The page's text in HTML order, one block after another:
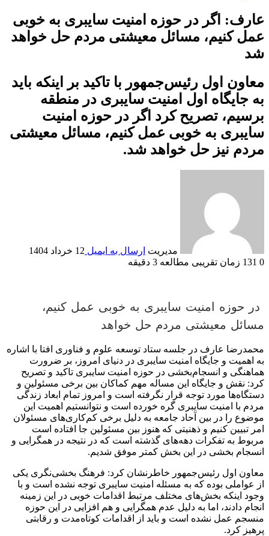
عارف: اگر در حوزه امنیت سایبری به خوبی
عمل کنیم، مسائل معیشتی مردم حل خواهد
شد
معاون اول رئیس‌جمهور با تاکید بر اینکه باید
به جایگاه اول امنیت سایبری در منطقه
برسیم، تصریح کرد اگر در حوزه امنیت
سایبری به خوبی عمل کنیم، مسائل معیشتی
مردم نیز حل خواهد شد.
مدیریت ارسال به ایمیل 12 خرداد 1404
0
زمان تقریبی مطالعه 3 دقیقه
در حوزه امنیت سایبری به خوبی عمل کنیم،
مسائل معیشتی مردم حل خواهد
محمدرضا عارف در جلسه ستاد توسعه علوم و فناوری افتا با اشاره
به اهمیت و جایگاه امنیت سایبری در دنیای امروز، بر ضرورت
هماهنگی و انسجام‌بخشی در حوزه امنیت سایبری تاکید و تصریح
کرد: نقش و جایگاه این مساله مهم کماکان بین برخی مسئولین و
دستگاه‌ها مورد توجه قرار نگرفته است و امروز تمام ابعاد زندگی
مردم با امنیت سایبری گره خورده است و نتوانستیم اهمیت این
موضوع را در بین آحاد جامعه به دلیل برخی کم‌کاری‌های مسئولان
امر تبیین کنیم و ذهنیتی که هنوز بین مسئولین جا افتاده است
مربوط به تفکرات دهه‌های گذشته است که در نتیجه در همگرایی و
انسجام بخشی در این بخش کمتر موفق شدیم.
معاون اول رئیس‌جمهور خاطرنشان کرد: فرهنگ بخشی‌نگری یکی
از عواملی بوده که به مسئله امنیت سایبری توجه نشده است و با
وجود اینکه بخش‌های مختلف مرتبط اقدامات خوبی در این زمینه
انجام دادند، اما به دلیل عدم همگرایی و هم افزایی در این حوزه
منسجم عمل نشده است و باید از اقدامات کوتاه‌مدت و رقابتی
پرهیز کرد.